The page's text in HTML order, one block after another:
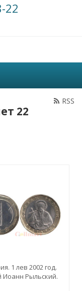
22
RSS
22
1 лев 2002 год.
Иоанн Рыльский.